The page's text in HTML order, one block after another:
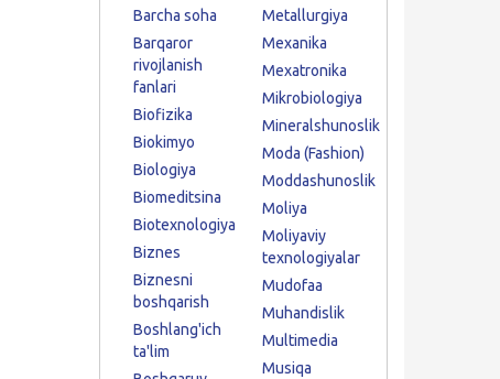
Barcha soha
Barqaror
rivojlanish
fanlari
Biofizika
Biokimyo
Biologiya
Biomeditsina
Biotexnologiya
Biznes
Biznesni
boshqarish
Boshlang'ich
ta'lim
Metallurgiya
Mexanika
Mexatronika
Mikrobiologiya
Mineralshunoslik
Moda (Fashion)
Moddashunoslik
Moliya
Moliyaviy
texnologiyalar
Mudofaa
Muhandislik
Multimedia
Musiqa